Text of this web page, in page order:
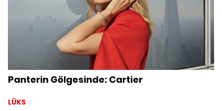
Panterin Gölgesinde: Cartier
LÜKS